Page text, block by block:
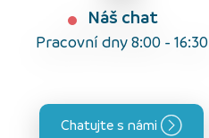
Náš chat
Pracovní dny 8:00 - 16:30
Chatujte s námi